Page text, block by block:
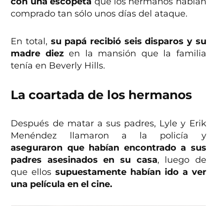
comprado tan sólo unos días del ataque.
En total, su papá recibió seis disparos y su
madre diezen la mansión que la familia
tenía en Beverly Hills.
La coartada de los hermanos
Después de matar a sus padres, Lyle y Erik
Menéndez llamaron a la policía y
aseguraron que habían encontrado a sus
padres asesinados en su casa, luego de
que ellossupuestamente habían ido a ver
una película en el cine.